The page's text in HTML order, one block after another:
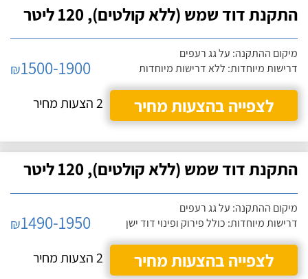
התקנת דוד שמש (ללא קולטים), 120 ליטר
מיקום ההתקנה: על גג רעפים
דרישות מיוחדות: ללא דרישות מיוחדות
₪1500-1900
לצפייה בהצעות מחיר
2 הצעות מחיר
התקנת דוד שמש (ללא קולטים), 120 ליטר
מיקום ההתקנה: על גג רעפים
דרישות מיוחדות: כולל פירוק ופינוי דוד ישן
₪1490-1950
לצפייה בהצעות מחיר
2 הצעות מחיר